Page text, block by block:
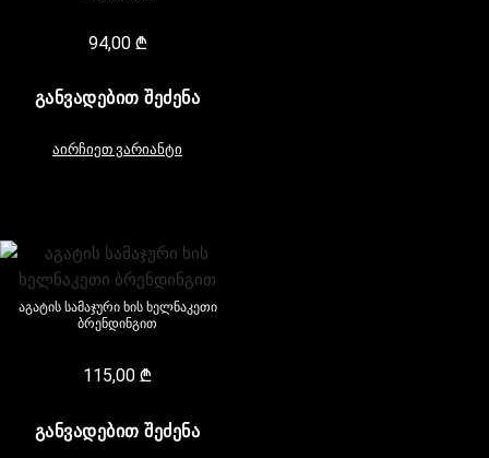
94,00 ₾
ᲒᲐᲜᲕᲐᲓᲔᲑᲘᲗ ᲨᲔᲫᲔᲜᲐ
აირჩიეთ ვარიანტი
აგატის სამაჯური ხის ხელნაკეთი
ბრენდინგით
115,00₾
ᲒᲐᲜᲕᲐᲓᲔᲑᲘᲗ ᲨᲔᲫᲔᲜᲐ